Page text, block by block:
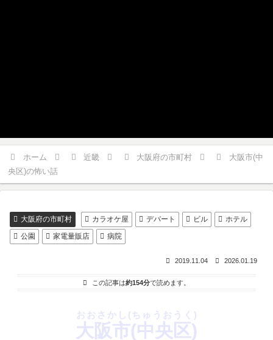
ホーム 近畿 大阪府の市町村
大阪市(中
央区)の怖い話
大阪府の市町村 カラオケ屋 デパート ビル
ホテル
公園
家電量販店 病院
2019.11.04 2026.01.19
この記事は約154分で読めます。
大阪市(中央区)
おおさかし(ちゅうおうく)